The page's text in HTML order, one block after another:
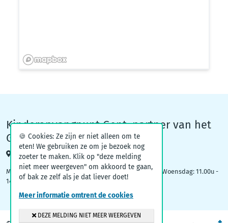
Kinderopvangpunt Gent, partner van het
Groeiteam
Woodrow Wilsonplein 1, 9000 Gent
Maandag: 09.00u – 12.30u | Dinsdag: 16.30u - 19.00u | Woensdag: 11.00u -
14.00u
🍪 Cookies: Ze zijn er niet alleen om te
eten! We gebruiken ze om je bezoek nog
zoeter te maken. Klik op "deze melding
niet meer weergeven" om akkoord te gaan,
of bak ze zelf als je dat liever doet!
Meer informatie omtrent de cookies
DEZE MELDING NIET MEER WEERGEVEN